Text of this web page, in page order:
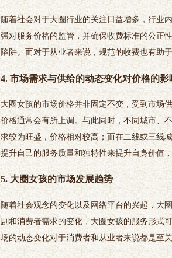
随着社会对于大圈行业的关注日益增多，行业
强对服务价格的监管，并确保收费标准的公正
陷阱。而对于从业者来说，规范的收费也有助
4. 市场需求与供给的动态变化对价格的影
大圈女孩的市场价格并非固定不变，受到市场
价格通常会有所上调。与此同时，不同城市、
求较为旺盛，价格相对较高；而在二线或三线
提升自己的服务质量和独特性来提升自身价值
5. 大圈女孩的市场发展趋势
随着社会观念的变化以及网络平台的兴起，大
剧和消费者需求的变化，大圈女孩的服务形式
场的动态变化对于消费者和从业者来说都是至关